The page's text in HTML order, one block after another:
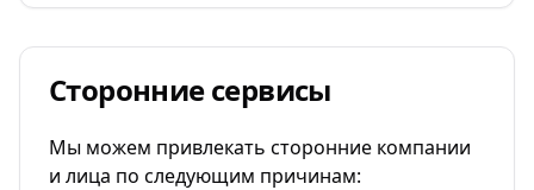
Сторонние сервисы
Мы можем привлекать сторонние компании
и лица по следующим причинам: